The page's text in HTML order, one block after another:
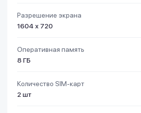
Разрешение экрана
1604 х 720
Оперативная память
8 ГБ
Количество SIM-карт
2 шт